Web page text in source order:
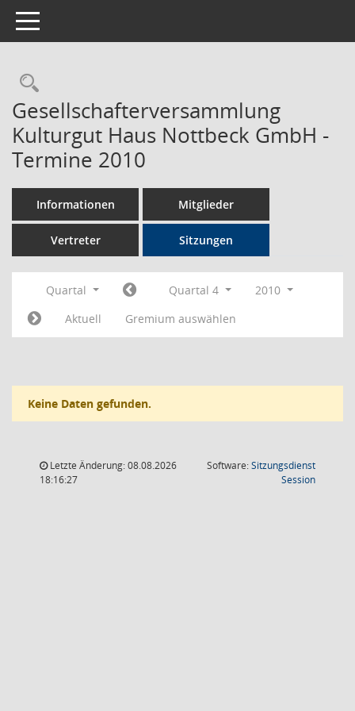
Toggle navigation
Rechercheauswahl
Gesellschafterversammlung
Kulturgut Haus Nottbeck GmbH -
Termine 2010
Informationen Mitglieder
Vertreter Sitzungen
Quartal Quartal 4
2010
Aktuell
Gremium auswählen
Keine Daten gefunden.
Letzte Änderung: 08.08.2026
18:16:27
Software:Sitzungsdienst
Session(Wird in